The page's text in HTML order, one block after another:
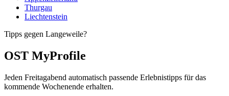
Thurgau
Liechtenstein
Tipps gegen Langeweile?
OST MyProfile
Jeden Freitagabend automatisch passende Erlebnistipps für das
kommende Wochenende erhalten.